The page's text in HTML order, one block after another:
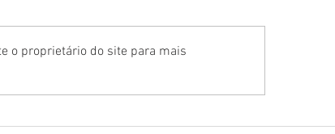
Festival realiza 3ª
Projeto estreia
o proprietário do site para mais